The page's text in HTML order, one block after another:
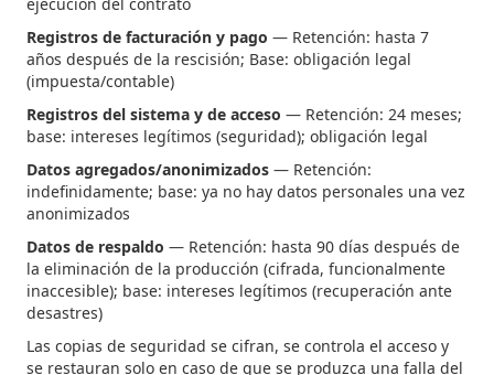
Registros de facturación y pago — Retención: hasta 7
años después de la rescisión; Base: obligación legal
(impuesta/contable)
Registros del sistema y de acceso — Retención: 24 meses;
base: intereses legítimos (seguridad); obligación legal
Datos agregados/anonimizados — Retención:
indefinidamente; base: ya no hay datos personales una vez
anonimizados
Datos de respaldo — Retención: hasta 90 días después de
la eliminación de la producción (cifrada, funcionalmente
inaccesible); base: intereses legítimos (recuperación ante
desastres)
Las copias de seguridad se cifran, se controla el acceso y
se restauran solo en caso de que se produzca una falla del